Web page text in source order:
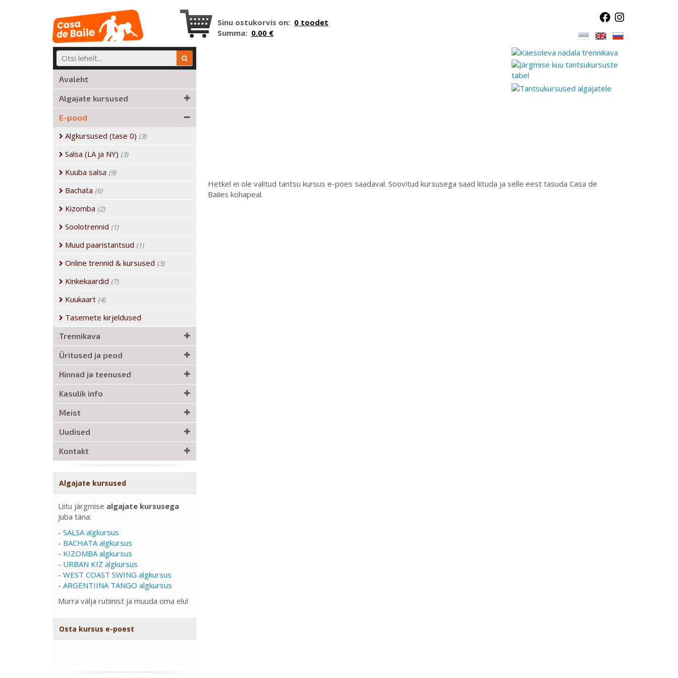
Sinu ostukorvis on: 0 toodet
Summa: 0.00 €
Avaleht
Algajate kursused
E-pood
Algkursused (tase 0) (3)
Salsa (LA ja NY) (3)
Kuuba salsa (9)
Bachata (6)
Kizomba (2)
Soolotrennid (1)
Muud paaristantsud (1)
Online trennid & kursused (3)
Kinkekaardid (7)
Kuukaart (4)
Tasemete kirjeldused
Trennikava
Üritused ja peod
Hinnad ja teenused
Kasulik info
Meist
Uudised
Kontakt
Algajate kursused
Liitu järgmise algajate kursusega
juba täna:
- SALSA algkursus
- BACHATA algkursus
- KIZOMBA algkursus
- URBAN KIZ algkursus
- WEST COAST SWING algkursus
- ARGENTIINA TANGO algkursus
Murra välja rutiinist ja muuda oma elu!
Osta kursus e-poest
Hetkel ei ole valitud tantsu kursus e-poes saadaval. Soovitud kursusega saad liituda ja selle eest tasuda Casa de
Bailes kohapeal.